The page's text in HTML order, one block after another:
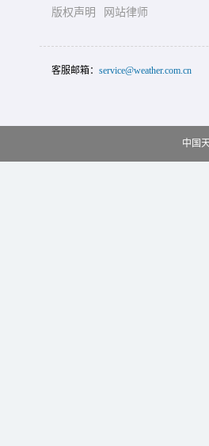
版权声明
网站律师
客服邮箱： service@weather.com.cn
中国